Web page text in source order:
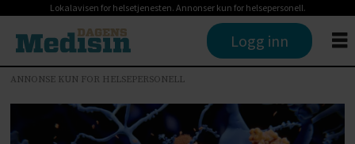
Lokalavisen for helsetjenesten. Annonser kun for helsepersonell.
Logg inn
ANNONSE KUN FOR HELSEPERSONELL